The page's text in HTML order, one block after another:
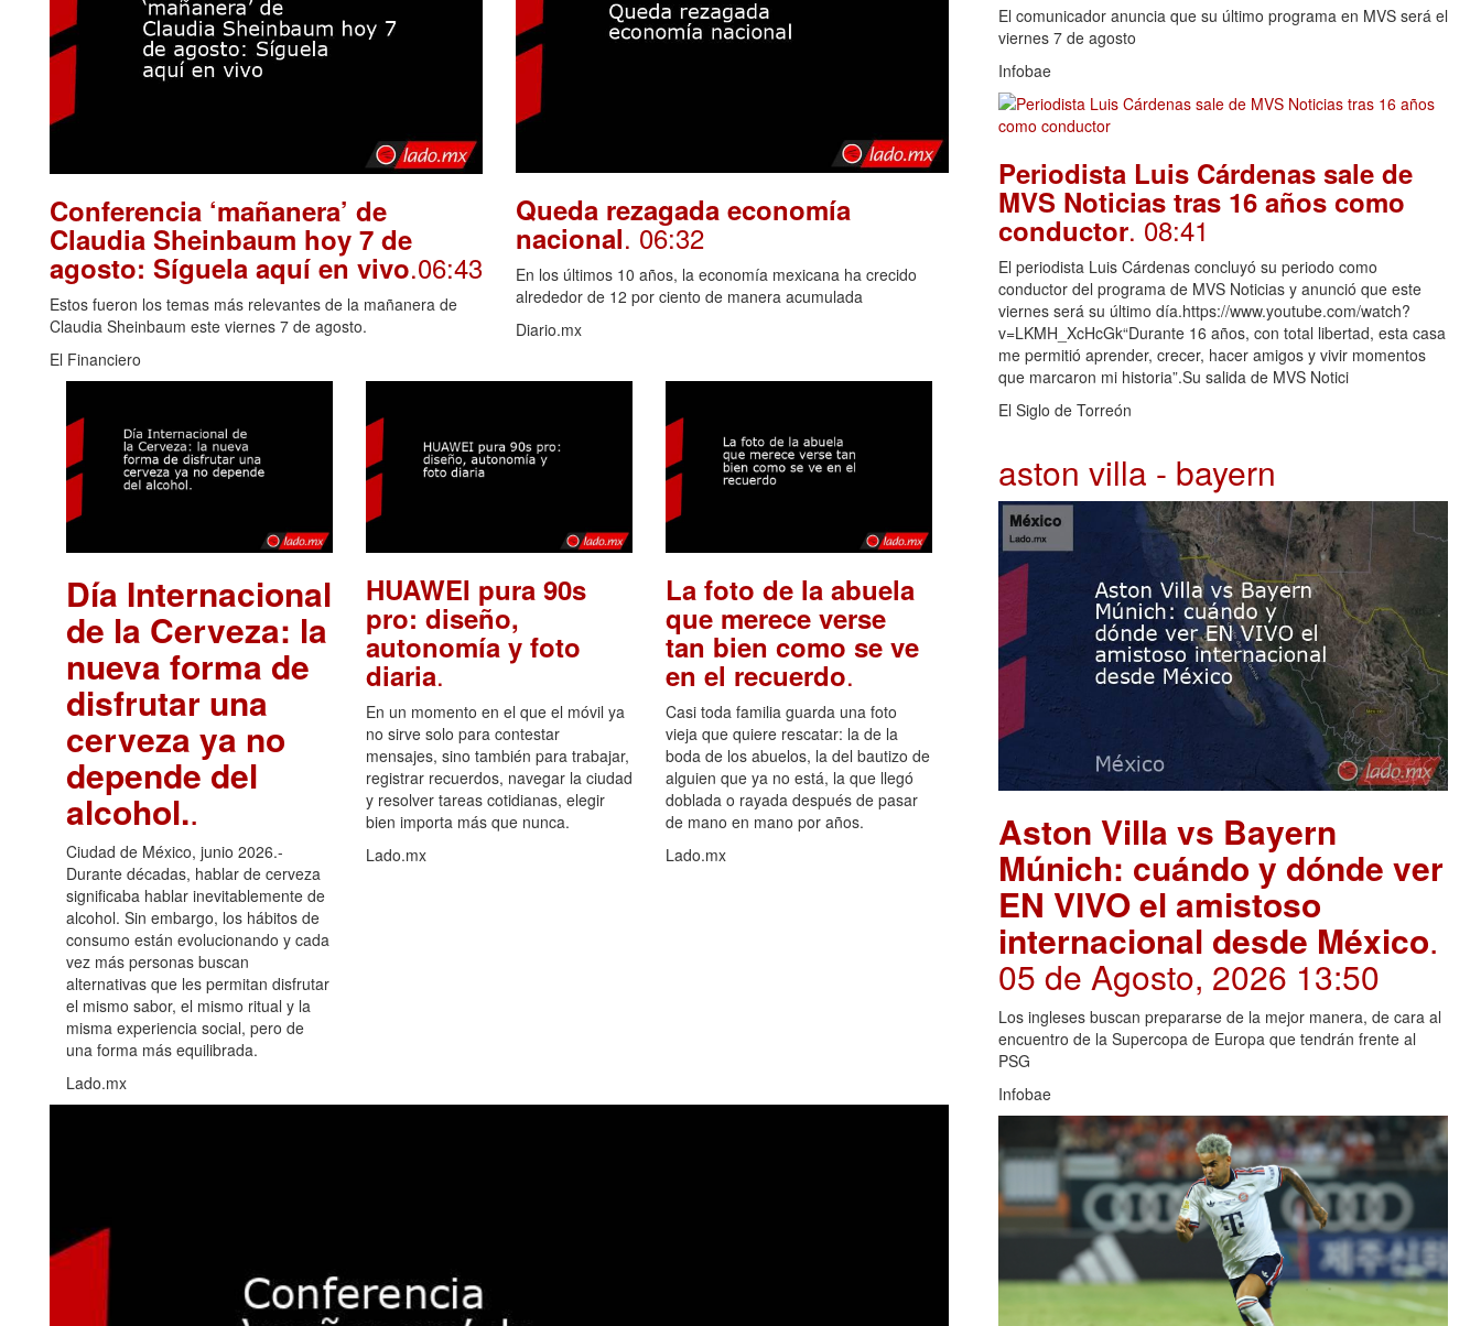
Conferencia ‘mañanera’ de
Claudia Sheinbaum hoy 7 de
agosto: Síguela aquí en vivo.06:43
Estos fueron los temas más relevantes de la mañanera de
Claudia Sheinbaum este viernes 7 de agosto.
El Financiero
Queda rezagada economía
nacional. 06:32
En los últimos 10 años, la economía mexicana ha crecido
alrededor de 12 por ciento de manera acumulada
Diario.mx
Día Internacional
de la Cerveza: la
nueva forma de
disfrutar una
cerveza ya no
depende del
alcohol..
Ciudad de México, junio 2026.-
Durante décadas, hablar de cerveza
significaba hablar inevitablemente de
alcohol. Sin embargo, los hábitos de
consumo están evolucionando y cada
vez más personas buscan
alternativas que les permitan disfrutar
el mismo sabor, el mismo ritual y la
misma experiencia social, pero de
una forma más equilibrada.
Lado.mx
HUAWEI pura 90s
pro: diseño,
autonomía y foto
diaria.
En un momento en el que el móvil ya
no sirve solo para contestar
mensajes, sino también para trabajar,
registrar recuerdos, navegar la ciudad
y resolver tareas cotidianas, elegir
bien importa más que nunca.
Lado.mx
La foto de la abuela
que merece verse
tan bien como se ve
en el recuerdo.
Casi toda familia guarda una foto
vieja que quiere rescatar: la de la
boda de los abuelos, la del bautizo de
alguien que ya no está, la que llegó
doblada o rayada después de pasar
de mano en mano por años.
Lado.mx
El comunicador anuncia que su último programa en MVS será el
viernes 7 de agosto
Infobae
Periodista Luis Cárdenas sale de
MVS Noticias tras 16 años como
conductor. 08:41
El periodista Luis Cárdenas concluyó su periodo como
conductor del programa de MVS Noticias y anunció que este
viernes será su último día.https://www.youtube.com/watch?
v=LKMH_XcHcGk“Durante 16 años, con total libertad, esta casa
me permitió aprender, crecer, hacer amigos y vivir momentos
que marcaron mi historia”.Su salida de MVS Notici
El Siglo de Torreón
aston villa - bayern
Aston Villa vs Bayern
Múnich: cuándo y dónde ver
EN VIVO el amistoso
internacional desde México.
05 de Agosto, 2026 13:50
Los ingleses buscan prepararse de la mejor manera, de cara al
encuentro de la Supercopa de Europa que tendrán frente al
PSG
Infobae